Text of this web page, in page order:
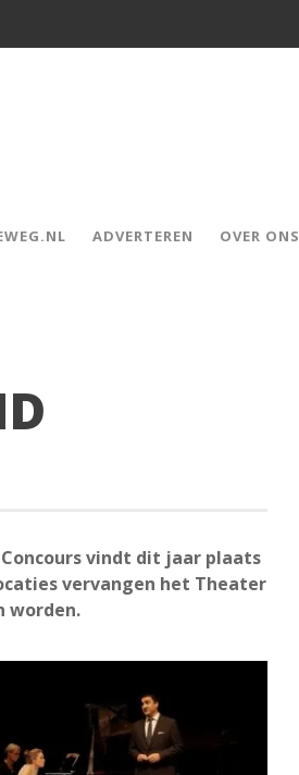
ADVERTEREN OVER ONS
vindt dit jaar plaats
vervangen het Theater
worden.